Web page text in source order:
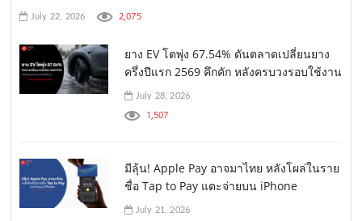
July 22, 2026 2,075
ยาง EV โตพุ่ง 67.54% ดันตลาดเปลี่ยนยาง
ครึ่งปีแรก 2569 คึกคัก หลังครบวงรอบใช้งาน
July 28, 2026
1,507
มีลุ้น! Apple Pay อาจมาไทย หลังโผล่ในราย
ชื่อ Tap to Pay แตะจ่ายบน iPhone
July 21, 2026